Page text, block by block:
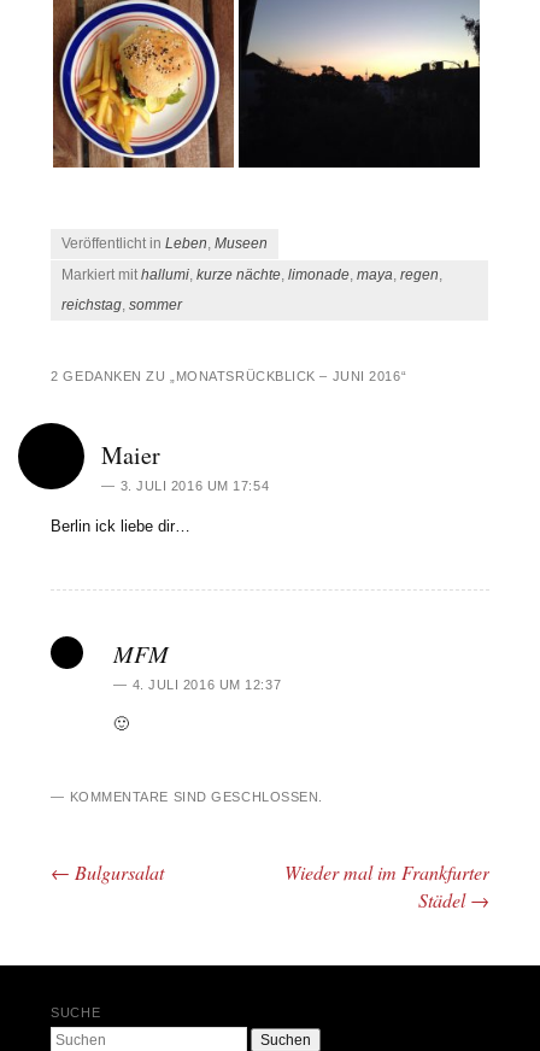
Veröffentlicht inLeben ,Museen
Markiert mithallumi ,kurze nächte ,limonade ,maya ,regen
reichstag ,sommer
2 GEDANKEN ZU „MONATSRÜCKBLICK – JUNI 2016“
Maier
3. JULI 2016 UM 17:54
Berlin ick liebe dir…
MFM
4. JULI 2016 UM 12:37
🙂
KOMMENTARE SIND GESCHLOSSEN.
Beitrags-Navigation
← Bulgursalat
Wieder mal im Frankfurter
Städel→
SUCHE
Suchen